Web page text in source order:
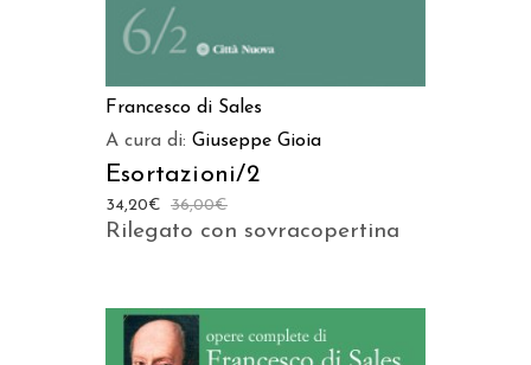
Francesco di Sales
A cura di: Giuseppe Gioia
Esortazioni/2
36,00€
34,20€
Rilegato con sovracopertina